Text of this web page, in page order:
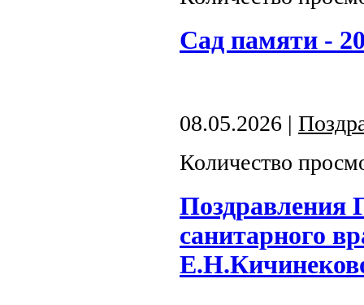
Сад памяти -
08.05.2026 |
Количество
Поздравления
санитарного